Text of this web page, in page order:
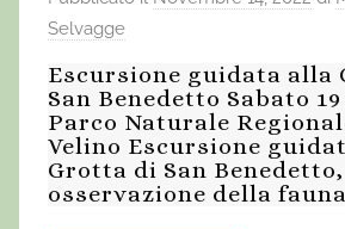
Selvagge
Escursione guidata alla
San Benedetto Sabato
Parco Naturale
Velino Escursione
Grotta di San Benedetto,
osservazione della fauna